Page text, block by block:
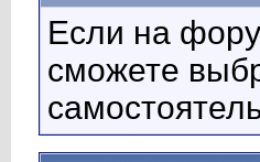
Если на
сможете